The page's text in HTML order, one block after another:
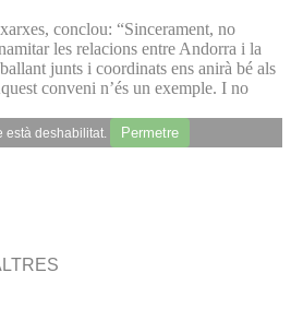
conclou: “Sincerament, no
les relacions entre Andorra i la
junts i coordinats ens anirà bé als
conveni n’és un exemple. I no
està deshabilitat. Permetre